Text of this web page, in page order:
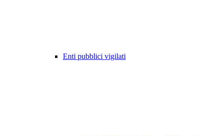
Enti pubblici vigilati